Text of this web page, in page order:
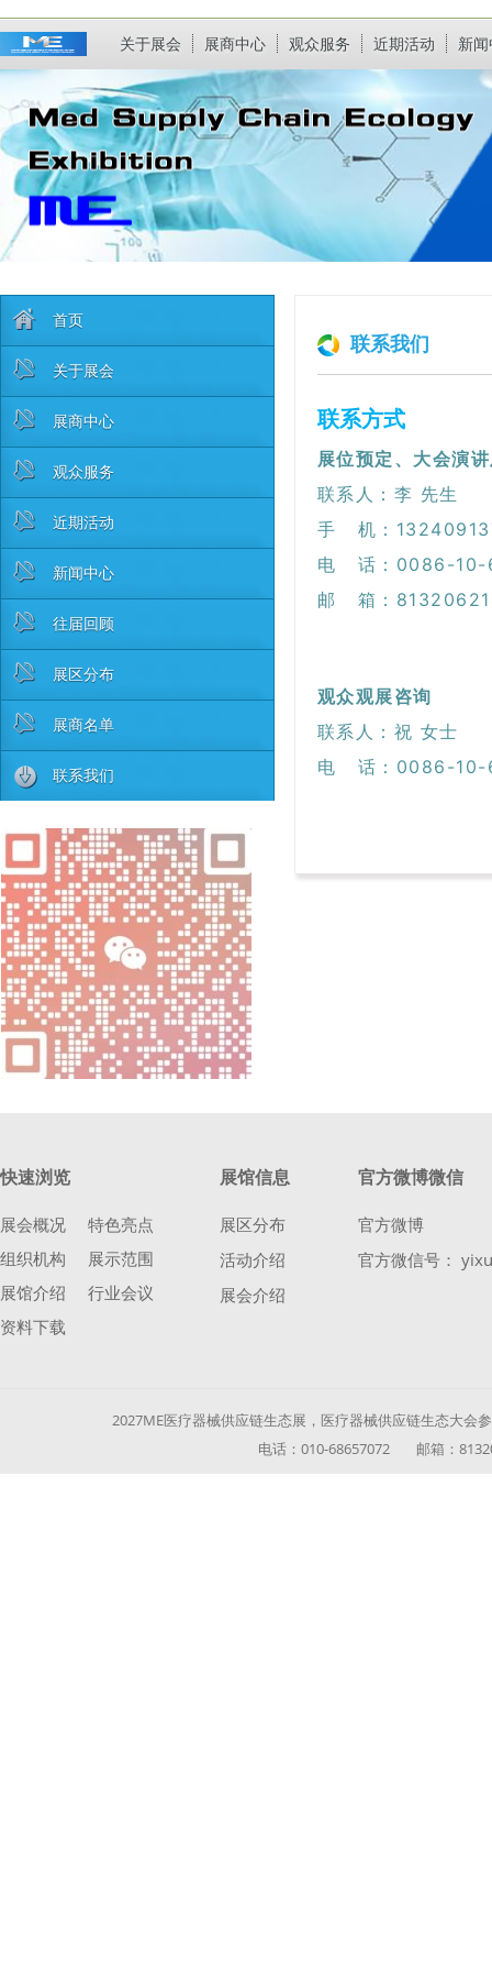
关于展会 展商中心 观众服务 近期活动 新
首页
关于展会
展商中心
观众服务
近期活动
新闻中心
往届回顾
展区分布
展商名单
联系我们
联系我们
联系方式
展位预定、大会演
联系人：李 先生
手 机：
电 话：0086-10-
邮 箱：
观众观展咨询
联系人：祝 女士
电 话：0086-10-
快速浏览
展会概况
特色亮点
组织机构
展示范围
展馆介绍
行业会议
资料下载
展馆信息
展区分布
活动介绍
展会介绍
官方微博微信
官方微博
官方微信号：
2027ME医疗器械供应链生态展，医疗器械供应链生态大
电话：010-68657072 邮箱：